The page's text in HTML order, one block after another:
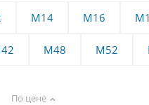
М14 М16
М48 М52
По цене